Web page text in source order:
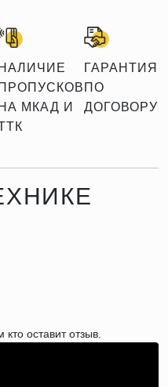
НАЛИЧИЕ
ПРОПУСКОВ
НА МКАД И
ГАРАНТИЯ
ПО
ДОГОВОРУ
оставит отзыв.